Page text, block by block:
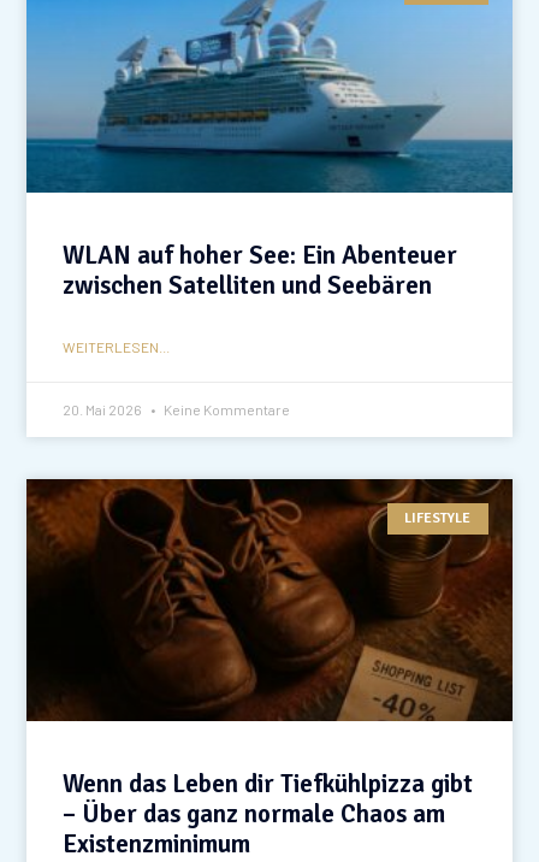
WLAN auf hoher See: Ein Abenteuer
zwischen Satelliten und Seebären
WEITERLESEN...
20. Mai 2026 Keine Kommentare
LIFESTYLE
Wenn das Leben dir Tiefkühlpizza gibt
– Über das ganz normale Chaos am
Existenzminimum